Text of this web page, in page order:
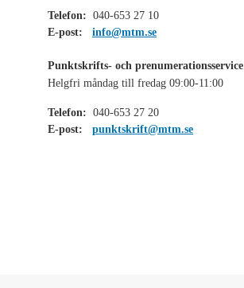
Telefon: 040-653 27 10
E-post:
info@mtm.se
Punktskrifts- och prenumerationsservice
Helgfri måndag till fredag 09:00-11:00
Telefon: 040-653 27 20
E-post:
punktskrift@mtm.se